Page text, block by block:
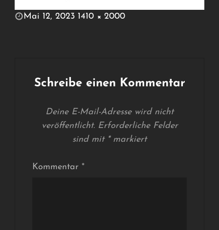
POSTED
Mai 12, 2023 1410 × 2000
Schreibe einen Kommentar
Deine E-Mail-Adresse wird nicht
veröffentlicht. Erforderliche Felder
sind mit *markiert
Kommentar *